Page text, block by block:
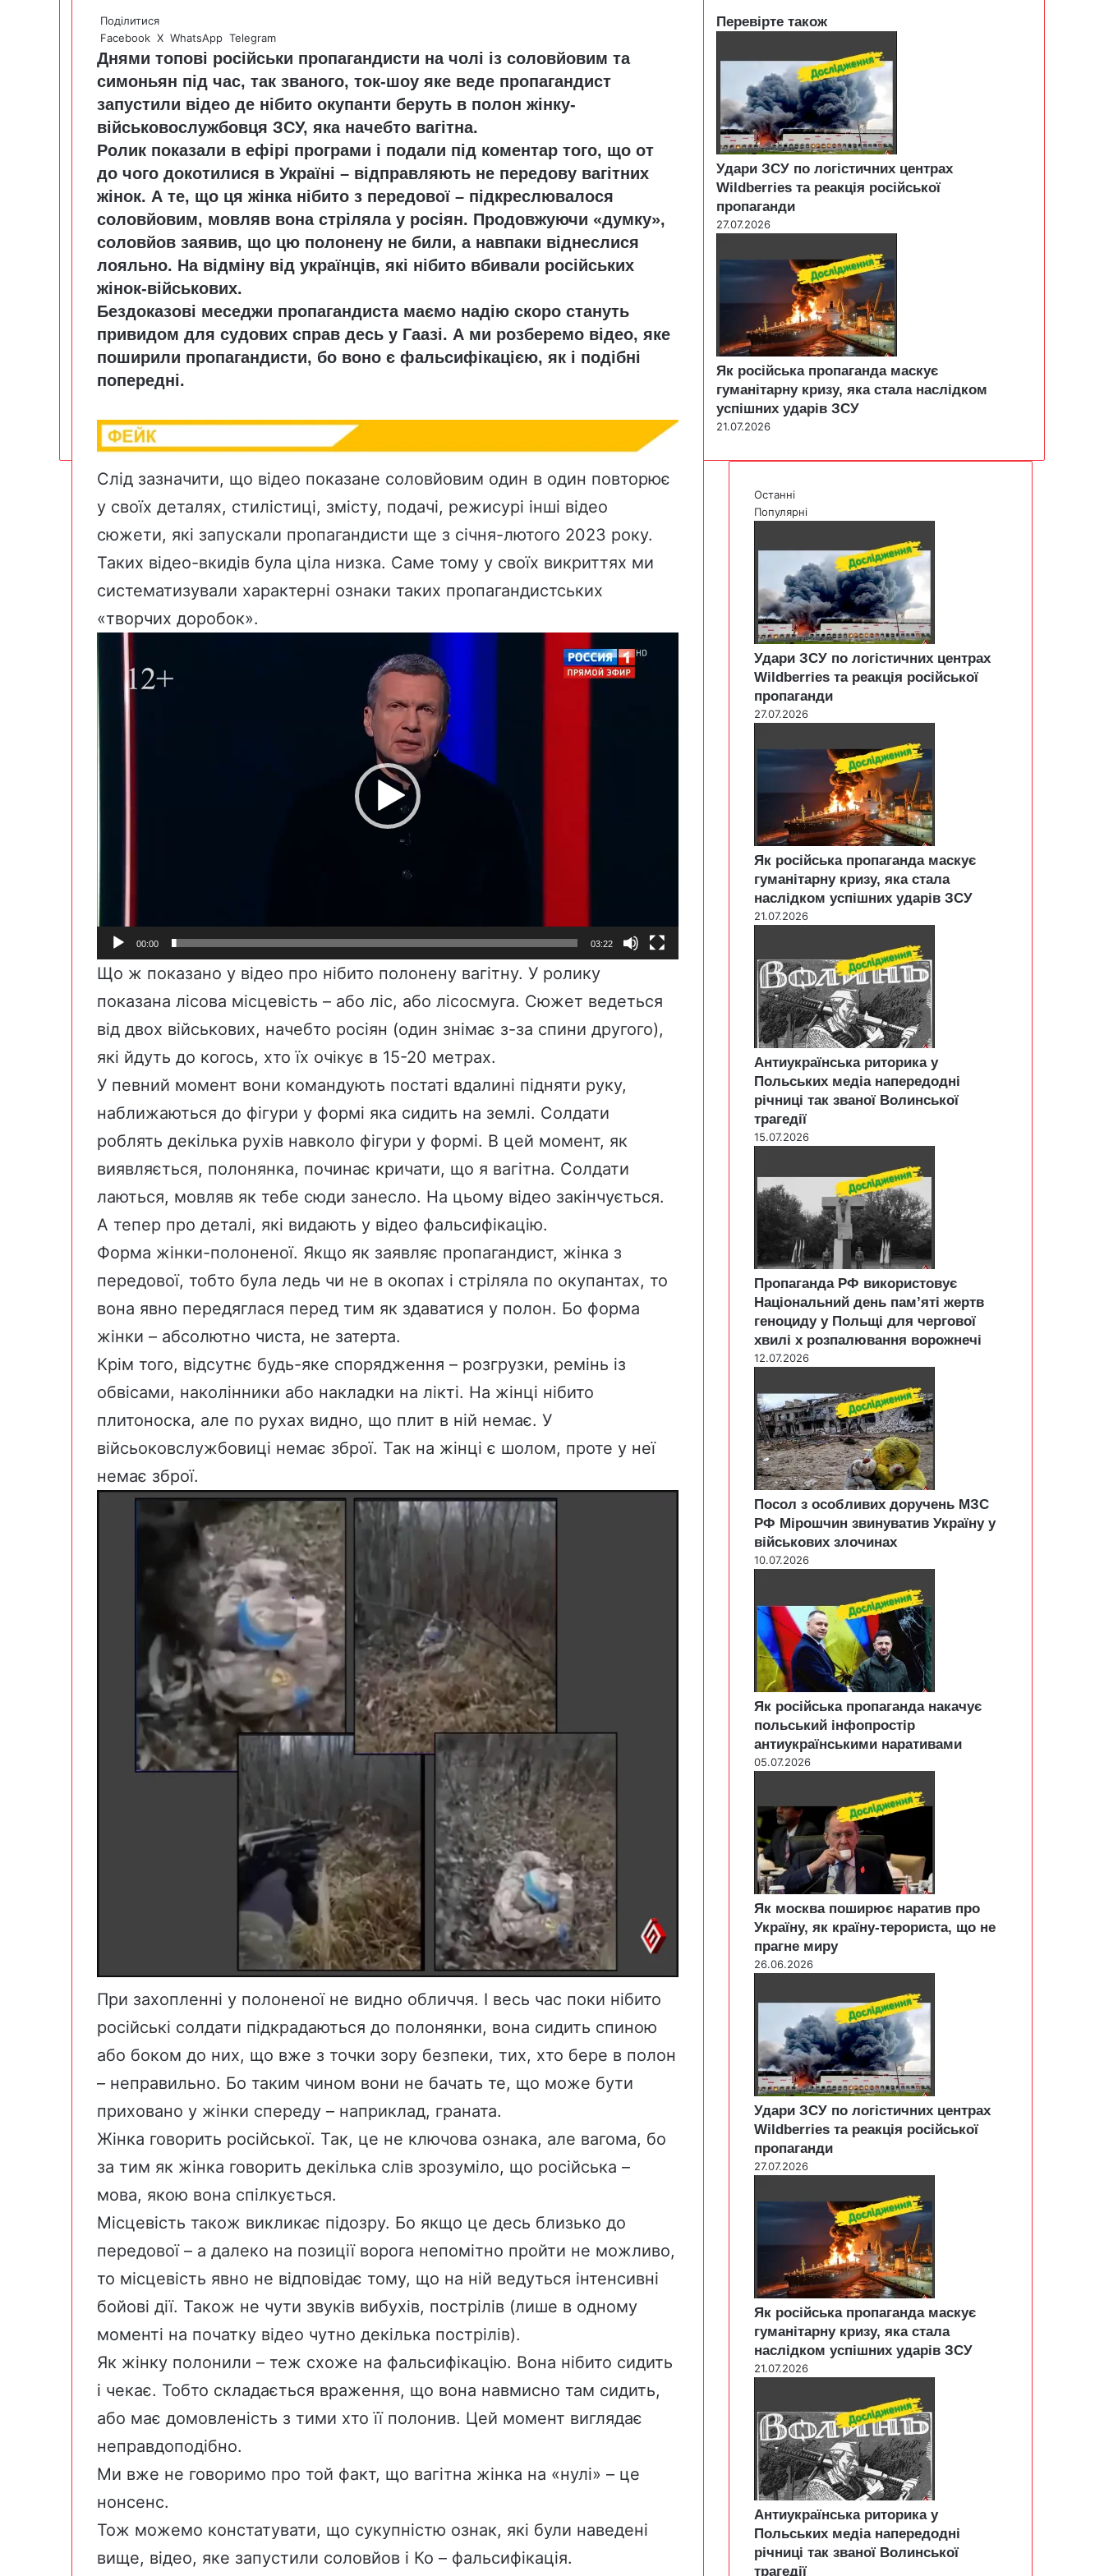
Поділитися
Facebook X WhatsApp Telegram
Днями топові російськи пропагандисти на чолі із соловйовим та
симоньян під час, так званого, ток-шоу яке веде пропагандист
запустили відео де нібито окупанти беруть в полон жінку-
військовослужбовця ЗСУ, яка начебто вагітна.
Ролик показали в ефірі програми і подали під коментар того, що от
до чого докотилися в Україні – відправляють не передову вагітних
жінок. А те, що ця жінка нібито з передової – підкреслювалося
соловйовим, мовляв вона стріляла у росіян. Продовжуючи «думку»,
соловйов заявив, що цю полонену не били, а навпаки віднеслися
лояльно. На відміну від українців, які нібито вбивали російських
жінок-військових.
Бездоказові меседжи пропагандиста маємо надію скоро стануть
привидом для судових справ десь у Гаазі. А ми розберемо відео, яке
поширили пропагандисти, бо воно є фальсифікацією, як і подібні
попередні.
Слід зазначити, що відео показане соловйовим один в один повторює
у своїх деталях, стилістиці, змісту, подачі, режисурі інші відео
сюжети, які запускали пропагандисти ще з січня-лютого 2023 року.
Таких відео-вкидів була ціла низка. Саме тому у своїх викриттях ми
систематизували характерні ознаки таких пропагандистських
«творчих доробок».
Відеопрогравач
00:00 03:22
Що ж показано у відео про нібито полонену вагітну. У ролику
показана лісова місцевість – або ліс, або лісосмуга. Сюжет ведеться
від двох військових, начебто росіян (один знімає з-за спини другого),
які йдуть до когось, хто їх очікує в 15-20 метрах.
У певний момент вони командують постаті вдалині підняти руку,
наближаються до фігури у формі яка сидить на землі. Солдати
роблять декілька рухів навколо фігури у формі. В цей момент, як
виявляється, полонянка, починає кричати, що я вагітна. Солдати
лаються, мовляв як тебе сюди занесло. На цьому відео закінчується.
А тепер про деталі, які видають у відео фальсифікацію.
Форма жінки-полоненої. Якщо як заявляє пропагандист, жінка з
передової, тобто була ледь чи не в окопах і стріляла по окупантах, то
вона явно передяглася перед тим як здаватися у полон. Бо форма
жінки – абсолютно чиста, не затерта.
Крім того, відсутнє будь-яке спорядження – розгрузки, ремінь із
обвісами, наколінники або накладки на лікті. На жінці нібито
плитоноска, але по рухах видно, що плит в ній немає. У
війсьоковслужбовиці немає зброї. Так на жінці є шолом, проте у неї
немає зброї.
При захопленні у полоненої не видно обличчя. І весь час поки нібито
російські солдати підкрадаються до полонянки, вона сидить спиною
або боком до них, що вже з точки зору безпеки, тих, хто бере в полон
– неправильно. Бо таким чином вони не бачать те, що може бути
приховано у жінки спереду – наприклад, граната.
Жінка говорить російської. Так, це не ключова ознака, але вагома, бо
за тим як жінка говорить декілька слів зрозуміло, що російська –
мова, якою вона спілкується.
Місцевість також викликає підозру. Бо якщо це десь близько до
передової – а далеко на позиції ворога непомітно пройти не можливо,
то місцевість явно не відповідає тому, що на ній ведуться інтенсивні
бойові дії. Також не чути звуків вибухів, пострілів (лише в одному
моменті на початку відео чутно декілька пострілів).
Як жінку полонили – теж схоже на фальсифікацію. Вона нібито сидить
і чекає. Тобто складається враження, що вона навмисно там сидить,
або має домовленість з тими хто її полонив. Цей момент виглядає
неправдоподібно.
Ми вже не говоримо про той факт, що вагітна жінка на «нулі» – це
нонсенс.
Тож можемо констатувати, що сукупністю ознак, які були наведені
вище, відео, яке запустили соловйов і Ко – фальсифікація.
Перевірте також
Удари ЗСУ по логістичних центрах
Wildberries та реакція російської
пропаганди
27.07.2026
Як російська пропаганда маскує
гуманітарну кризу, яка стала наслідком
успішних ударів ЗСУ
21.07.2026
Останні
Популярні
Удари ЗСУ по логістичних центрах
Wildberries та реакція російської
пропаганди
27.07.2026
Як російська пропаганда маскує
гуманітарну кризу, яка стала
наслідком успішних ударів ЗСУ
21.07.2026
Антиукраїнська риторика у
Польських медіа напередодні
річниці так званої Волинської
трагедії
15.07.2026
Пропаганда РФ використовує
Національний день пам’яті жертв
геноциду у Польщі для чергової
хвилі х розпалювання ворожнечі
12.07.2026
Посол з особливих доручень МЗС
РФ Мірошчин звинуватив Україну у
військових злочинах
10.07.2026
Як російська пропаганда накачує
польський інфопростір
антиукраїнськими наративами
05.07.2026
Як москва поширює наратив про
Україну, як країну-терориста, що не
прагне миру
26.06.2026
Удари ЗСУ по логістичних центрах
Wildberries та реакція російської
пропаганди
27.07.2026
Як російська пропаганда маскує
гуманітарну кризу, яка стала
наслідком успішних ударів ЗСУ
21.07.2026
Антиукраїнська риторика у
Польських медіа напередодні
річниці так званої Волинської
трагедії